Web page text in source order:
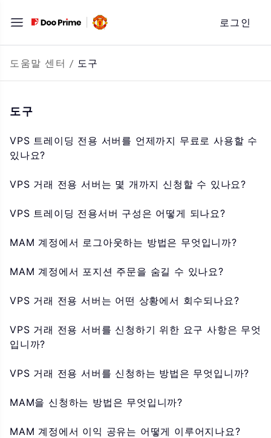
자
로
바
로
기
로그인
도움말 센터 / 도구
도구
VPS 트레이딩 전용 서버를 언제까지 무료로 사용할 수
있나요?
VPS 거래 전용 서버는 몇 개까지 신청할 수 있나요?
VPS 트레이딩 전용서버 구성은 어떻게 되나요?
MAM 계정에서 로그아웃하는 방법은 무엇입니까?
MAM 계정에서 포지션 주문을 숨길 수 있나요?
VPS 거래 전용 서버는 어떤 상황에서 회수되나요?
VPS 거래 전용 서버를 신청하기 위한 요구 사항은 무엇
입니까?
VPS 거래 전용 서버를 신청하는 방법은 무엇입니까?
MAM을 신청하는 방법은 무엇입니까?
MAM 계정에서 이익 공유는 어떻게 이루어지나요?